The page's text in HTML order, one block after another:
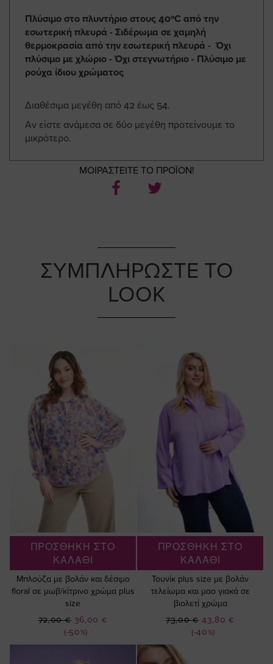
Πλύσιμο στο πλυντήριο στους 40ºC από την
εσωτερική πλευρά - Σιδέρωμα σε χαμηλή
θερμοκρασία από την εσωτερική πλευρά - Όχι
πλύσιμο με χλώριο - Όχι στεγνωτήριο - Πλύσιμο με
ρούχα ίδιου χρώματος
Διαθέσιμα μεγέθη από 42 έως 54.
Αν είστε ανάμεσα σε δύο μεγέθη προτείνουμε το
μικρότερο.
ΜΟΙΡΑΣΤΕΙΤΕ ΤΟ ΠΡΟΪΟΝ!
ΣΥΜΠΛΗΡΩΣΤΕ ΤΟ
LOOK
ΠΡΟΣΘΗΚΗ ΣΤΟ
ΚΑΛΑΘΙ
Μπλούζα με βολάν και δέσιμο
floral σε μωβ/κίτρινο χρώμα plus
size
(-50%)
Ειδική
Τιμή
36,00 €
72,00 €
ΠΡΟΣΘΗΚΗ ΣΤΟ
ΚΑΛΑΘΙ
Τουνίκ plus size με βολάν
τελείωμα και μαο γιακά σε
βιολετί χρώμα
(-40%)
Ειδική
Τιμή
43,80 €
73,00 €